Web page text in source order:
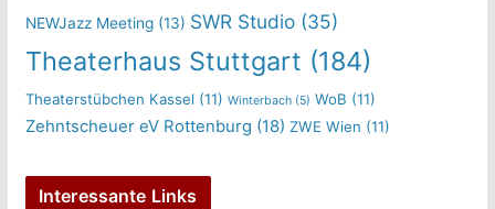
NEWJazz Meeting(13) SWR Studio(35)
Theaterhaus Stuttgart (184)
Theaterstübchen Kassel(11) Winterbach(5) WoB (11)
Zehntscheuer eV Rottenburg (18) ZWE Wien (11)
Interessante Links